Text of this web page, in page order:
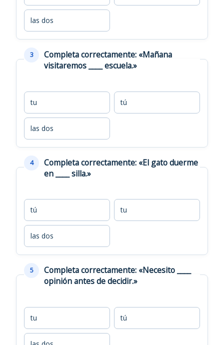
las dos
3
Completa correctamente: «Mañana
visitaremos ____ escuela.»
tu tú
las dos
4
Completa correctamente: «El gato duerme
en ____ silla.»
tú tu
las dos
5
Completa correctamente: «Necesito ____
opinión antes de decidir.»
tu tú